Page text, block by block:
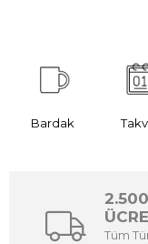
Bardak
Tüm